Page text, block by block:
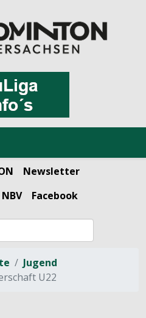
Newsletter
Facebook
Jugend
U22